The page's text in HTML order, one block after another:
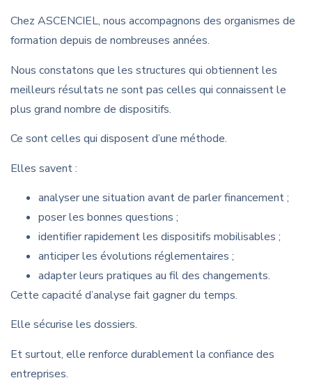
Chez ASCENCIEL, nous accompagnons des organismes de
formation depuis de nombreuses années.
Nous constatons que les structures qui obtiennent les
meilleurs résultats ne sont pas celles qui connaissent le
plus grand nombre de dispositifs.
Ce sont celles qui disposent d’une méthode.
Elles savent :
analyser une situation avant de parler financement ;
poser les bonnes questions ;
identifier rapidement les dispositifs mobilisables ;
anticiper les évolutions réglementaires ;
adapter leurs pratiques au fil des changements.
Cette capacité d’analyse fait gagner du temps.
Elle sécurise les dossiers.
Et surtout, elle renforce durablement la confiance des
entreprises.